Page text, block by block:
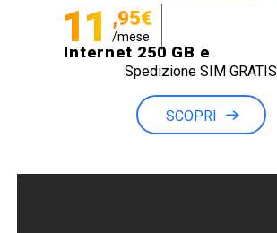
11 ,95€
/mese
Internet 250 GB e
Minuti illimitati
Spedizione SIM GRATIS
SCOPRI